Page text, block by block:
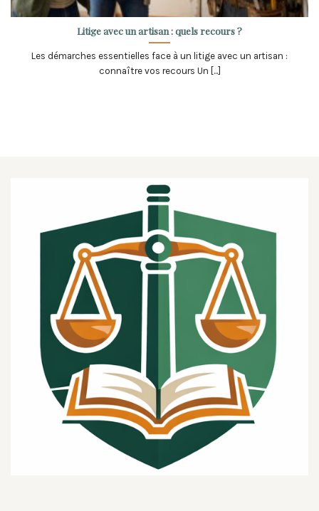
Litige avec un artisan : quels recours ?
Les démarches essentielles face à un litige avec un artisan :
connaître vos recours Un [...]